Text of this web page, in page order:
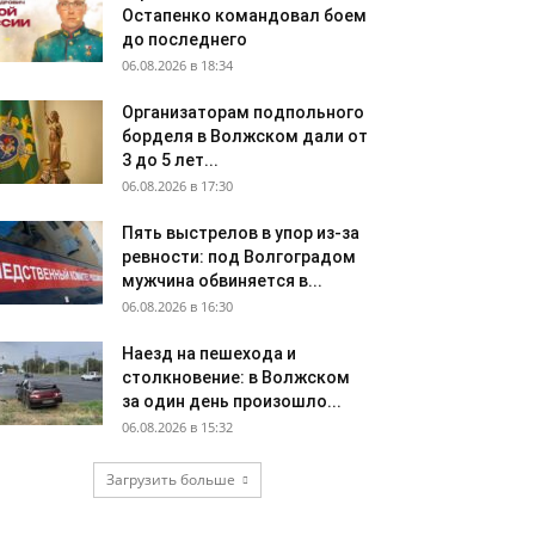
Остапенко командовал боем
до последнего
06.08.2026 в 18:34
Организаторам подпольного
борделя в Волжском дали от
3 до 5 лет...
06.08.2026 в 17:30
Пять выстрелов в упор из-за
ревности: под Волгоградом
мужчина обвиняется в...
06.08.2026 в 16:30
Наезд на пешехода и
столкновение: в Волжском
за один день произошло...
06.08.2026 в 15:32
Загрузить больше